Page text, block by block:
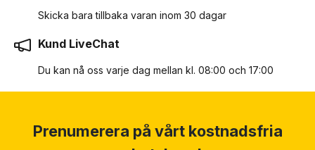
Skicka bara tillbaka varan inom 30 dagar
Kund LiveChat
Du kan nå oss varje dag mellan kl. 08:00 och 17:00
Prenumerera på vårt kostnadsfria